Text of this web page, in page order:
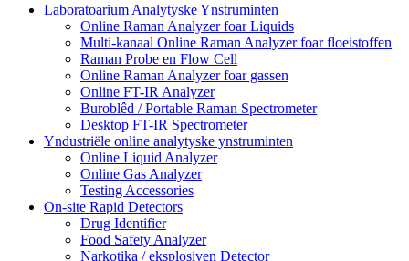
Laboratoarium Analytyske Ynstruminten
Online Raman Analyzer foar Liquids
Multi-kanaal Online Raman Analyzer foar floeistoffen
Raman Probe en Flow Cell
Online Raman Analyzer foar gassen
Online FT-IR Analyzer
Buroblêd / Portable Raman Spectrometer
Desktop FT-IR Spectrometer
Yndustriële online analytyske ynstruminten
Online Liquid Analyzer
Online Gas Analyzer
Testing Accessories
On-site Rapid Detectors
Drug Identifier
Food Safety Analyzer
Narkotika / eksplosiven Detector